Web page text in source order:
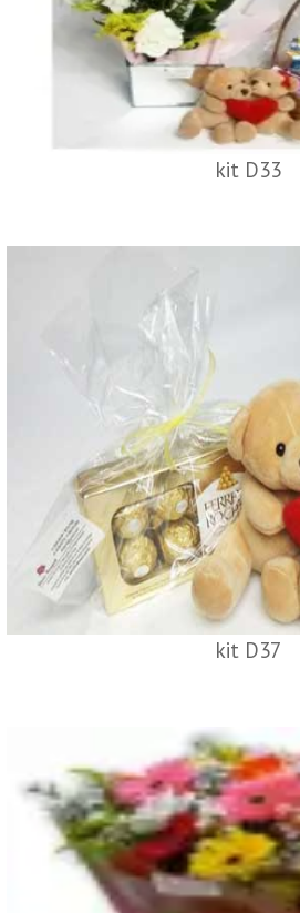
kit D33
kit D37